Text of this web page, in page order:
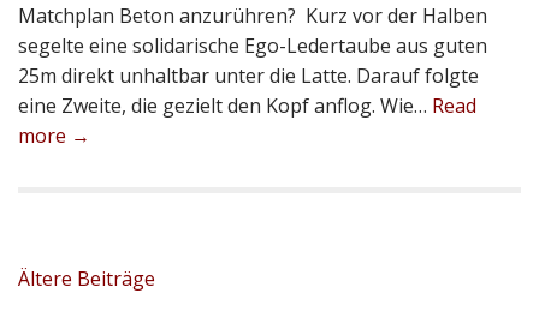
Matchplan Beton anzurühren? Kurz vor der Halben
segelte eine solidarische Ego-Ledertaube aus guten
25m direkt unhaltbar unter die Latte. Darauf folgte
eine Zweite, die gezielt den Kopf anflog. Wie… Read
more →
Beitragsnavigation
Ältere Beiträge